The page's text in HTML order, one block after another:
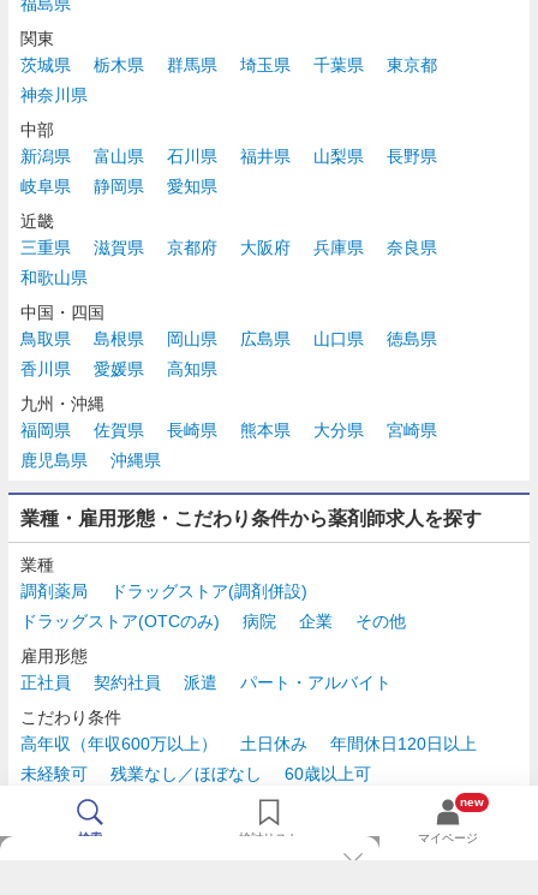
関東
茨城県
栃木県 群馬県 埼玉県 千葉県
東京都
神奈川県
中部
新潟県
富山県 石川県 福井県 山梨県
長野県
岐阜県
静岡県
愛知県
近畿
三重県
滋賀県 京都府 大阪府 兵庫県
奈良県
和歌山県
中国・四国
鳥取県
島根県 岡山県 広島県 山口県
徳島県
香川県
愛媛県
高知県
九州・沖縄
福岡県
佐賀県 長崎県 熊本県 大分県
宮崎県
鹿児島県
沖縄県
業種・雇用形態・こだわり条件から薬剤師求人を探す
業種
調剤薬局
ドラッグストア(調剤併設)
ドラッグストア(OTCのみ)
病院 企業
その他
雇用形態
正社員
契約社員 派遣
パート・アルバイト
こだわり条件
高年収（年収600万以上）
土日休み
年間休日120日以上
未経験可
残業なし／ほぼなし
60歳以上可
時給2,500円以上
検索 検討リスト
new
マイページ